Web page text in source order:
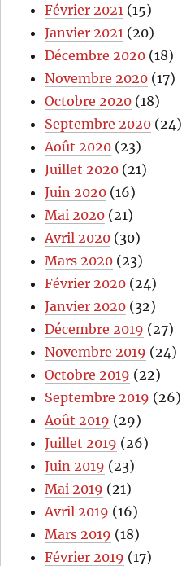
Février 2021 (15)
Janvier 2021 (20)
Décembre 2020 (18)
Novembre 2020 (17)
Octobre 2020 (18)
Septembre 2020 (24)
Août 2020 (23)
Juillet 2020 (21)
Juin 2020 (16)
Mai 2020 (21)
Avril 2020 (30)
Mars 2020 (23)
Février 2020 (24)
Janvier 2020 (32)
Décembre 2019 (27)
Novembre 2019 (24)
Octobre 2019 (22)
Septembre 2019 (26)
Août 2019 (29)
Juillet 2019 (26)
Juin 2019 (23)
Mai 2019 (21)
Avril 2019 (16)
Mars 2019 (18)
Février 2019 (17)